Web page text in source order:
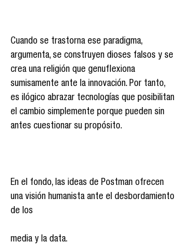
Cuando se trastorna ese paradigma,
argumenta, se construyen dioses falsos y se
crea una religión que genuflexiona
sumisamente ante la innovación. Por tanto,
es ilógico abrazar tecnologías que posibilitan
el cambio simplemente porque pueden sin
antes cuestionar su propósito.
En el fondo, las ideas de Postman ofrecen
una visión humanista ante el desbordamiento
de los
media y la data.